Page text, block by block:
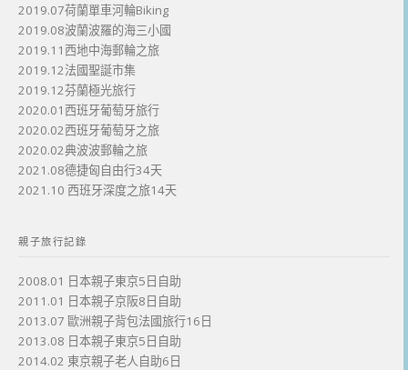
2019.07荷蘭單車河輪Biking
2019.08波蘭波羅的海三小國
2019.11西地中海郵輪之旅
2019.12法國聖誕市集
2019.12芬蘭極光旅行
2020.01西班牙葡萄牙旅行
2020.02西班牙葡萄牙之旅
2020.02典波波郵輪之旅
2021.08德捷匈自由行34天
2021.10 西班牙深度之旅14天
親子旅行記錄
2008.01 日本親子東京5日自助
2011.01 日本親子京阪8日自助
2013.07 歐洲親子背包法國旅行16日
2013.08 日本親子東京5日自助
2014.02 東京親子老人自助6日